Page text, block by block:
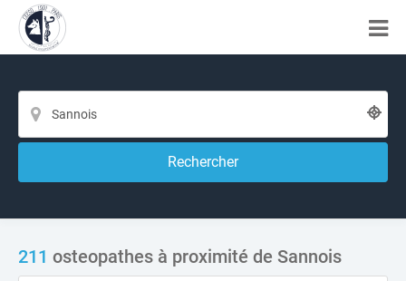
Rechercher
211 osteopathes à proximité de Sannois